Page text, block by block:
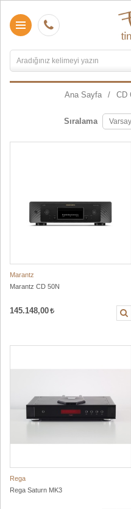
Ana Sayfa CD
Sıralama
Marantz
Marantz CD 50N
145.148,00
Rega
Rega Saturn MK3